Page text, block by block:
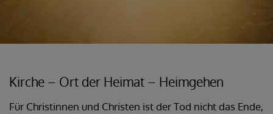
Kirche – Ort der Heimat – Heimgehen
Für Christinnen und Christen ist der Tod nicht das Ende,